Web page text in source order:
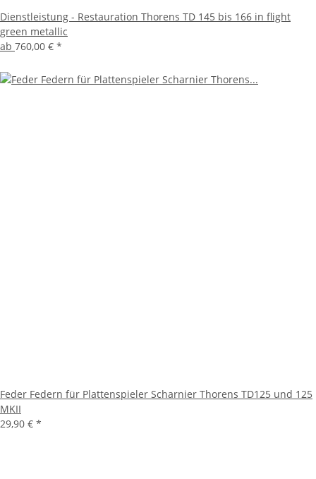
Dienstleistung - Restauration Thorens TD 145 bis 166 in flight
green metallic
ab 760,00 € *
Feder Federn für Plattenspieler Scharnier Thorens TD125 und 125
MKII
29,90 € *